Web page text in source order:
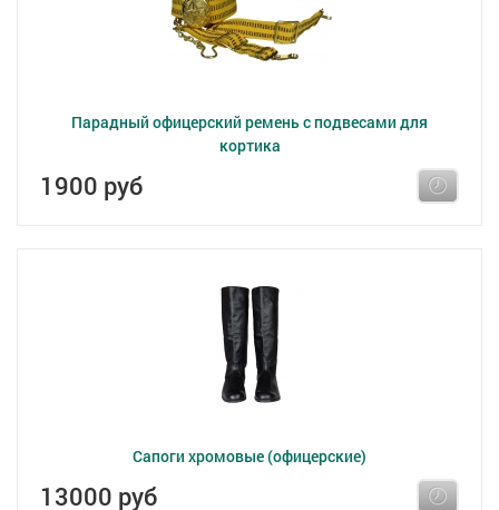
Парадный офицерский ремень с подвесами для
кортика
1900 руб
Сапоги хромовые (офицерские)
13000 руб